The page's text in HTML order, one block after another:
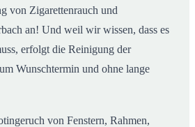
von Zigarettenrauch und
an! Und weil wir wissen, dass es
erfolgt die Reinigung der
Wunschtermin und ohne lange
von Fenstern, Rahmen,